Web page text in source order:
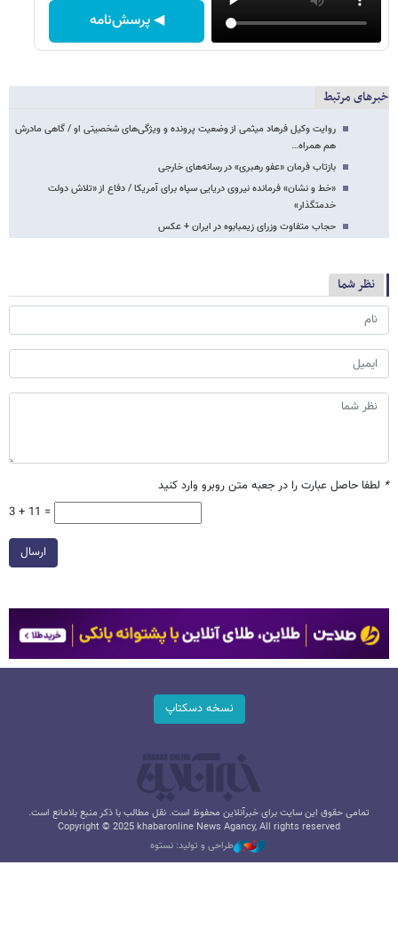
◀ پرسش‌نامه
خبرهای مرتبط
روایت وکیل فرهاد میثمی از وضعیت پرونده و ویژگی‌های شخصیتی او / گاهی مادرش
هم همراه…
بازتاب فرمان «عفو رهبری» در رسانه‌های خارجی
«خط و نشان» فرمانده نیروی دریایی سپاه برای آمریکا / دفاع از «تلاش دولت
خدمتگذار»
حجاب متفاوت وزرای زیمبابوه در ایران + عکس
نظر شما
* لطفا حاصل عبارت را در جعبه متن روبرو وارد کنید
3 + 11 =
ارسال
نسخه دسکتاپ
تمامی حقوق این سایت برای خبرآنلاین محفوظ است. نقل مطالب با ذکر منبع بلامانع است.
Copyright © 2025 khabaronline News Agancy, All rights reserved
طراحی و تولید: نستوه